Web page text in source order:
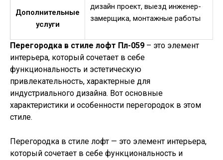
Дополнительные
услуги
дизайн проект, выезд инженер-
замерщика, монтажные работы
Перегородка в стиле лофт Пл-059 – это элемент
интерьера, который сочетает в себе
функциональность и эстетическую
привлекательность, характерные для
индустриального дизайна. Вот основные
характеристики и особенности перегородок в этом
стиле.
Перегородка в стиле лофт — это элемент интерьера,
который сочетает в себе функциональность и